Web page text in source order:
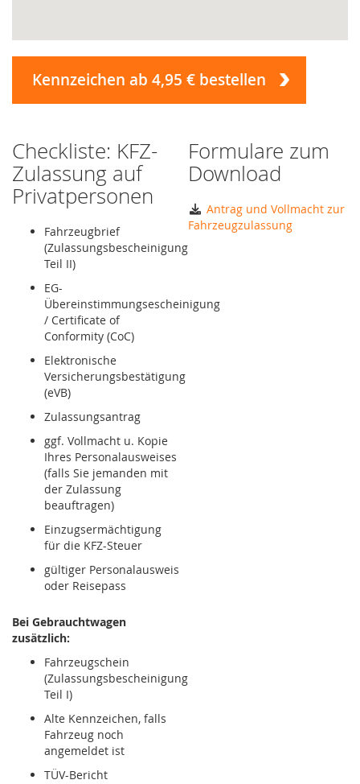
Kennzeichen ab 4,95 € bestellen
Checkliste: KFZ-
Zulassung auf
Privatpersonen
Fahrzeugbrief
(Zulassungsbescheinigung
Teil II)
EG-
Übereinstimmungsescheinigung
/ Certificate of
Conformity (CoC)
Elektronische
Versicherungsbestätigung
(eVB)
Zulassungsantrag
ggf. Vollmacht u. Kopie
Ihres Personalausweises
(falls Sie jemanden mit
der Zulassung
beauftragen)
Einzugsermächtigung
für die KFZ-Steuer
gültiger Personalausweis
oder Reisepass
Bei Gebrauchtwagen
zusätzlich:
Fahrzeugschein
(Zulassungsbescheinigung
Teil I)
Alte Kennzeichen, falls
Fahrzeug noch
angemeldet ist
TÜV-Bericht
Formulare zum
Download
Antrag und Vollmacht zur
Fahrzeugzulassung